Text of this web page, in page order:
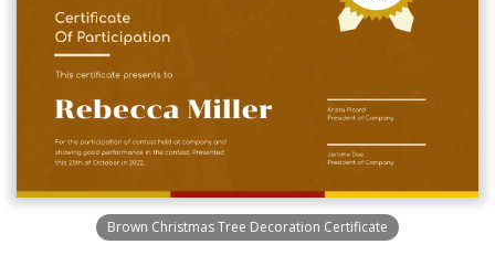
Brown Christmas Tree Decoration Certificate